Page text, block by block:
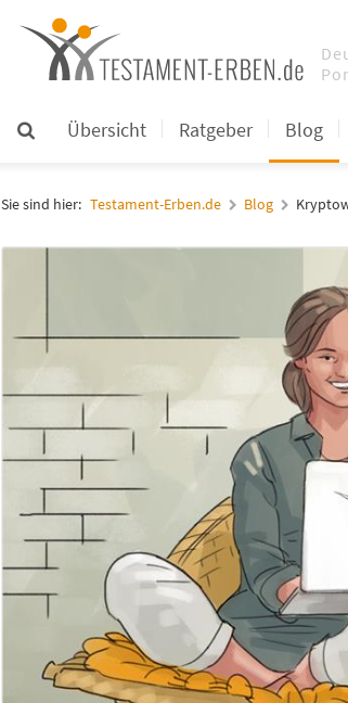
Übersicht Ratgeber Blog
Sie sind hier: Testament-Erben.de Blog